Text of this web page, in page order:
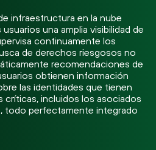
infraestructura en la nube
una amplia visibilidad de
continuamente los
de derechos riesgosos no
recomendaciones de
obtienen información
las identidades que tienen
críticas, incluidos los asociados
todo perfectamente integrado